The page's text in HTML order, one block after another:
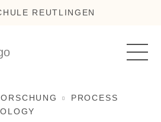
REUTLINGEN
PROCESS